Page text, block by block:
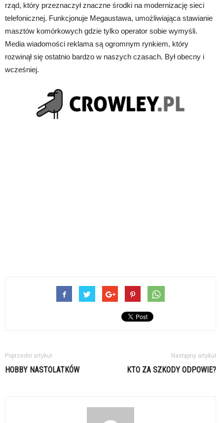
rząd, który przeznaczył znaczne środki na modernizację sieci
telefonicznej. Funkcjonuje Megaustawa, umożliwiająca stawianie
masztów komórkowych gdzie tylko operator sobie wymyśli.
Media wiadomości reklama są ogromnym rynkiem, który
rozwinął się ostatnio bardzo w naszych czasach. Był obecny i
wcześniej.
Poprzedni artykuł
HOBBY NASTOLATKÓW
Następny artykuł
KTO ZA SZKODY ODPOWIE?